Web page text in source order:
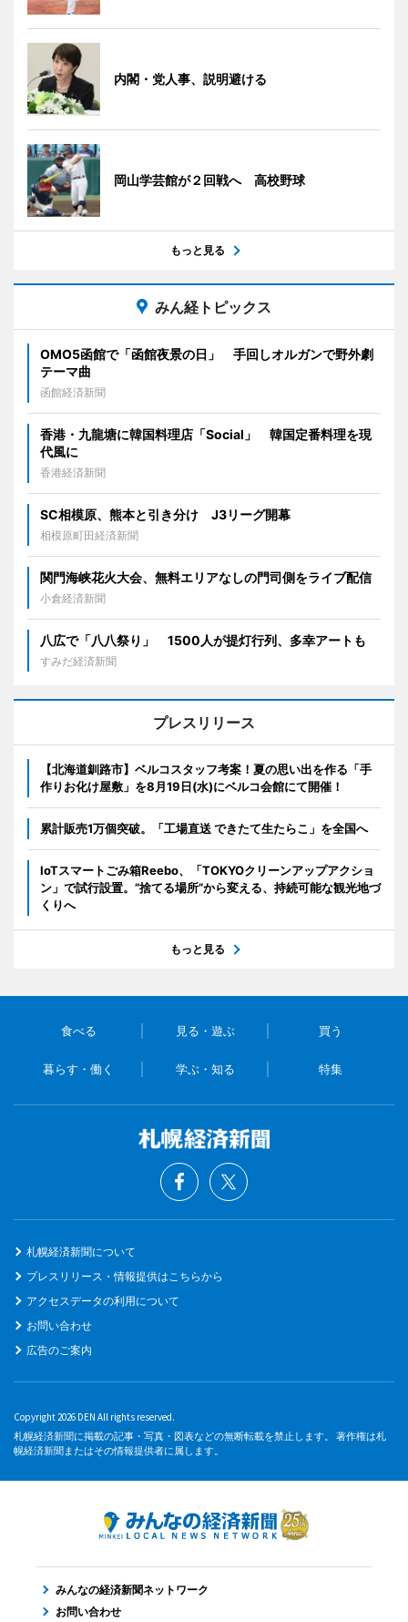
内閣・党人事、説明避ける
岡山学芸館が２回戦へ 高校野球
もっと見る
みん経トピックス
OMO5函館で「函館夜景の日」 手回しオルガンで野外劇
テーマ曲
函館経済新聞
香港・九龍塘に韓国料理店「Social」 韓国定番料理を現
代風に
香港経済新聞
SC相模原、熊本と引き分け J3リーグ開幕
相模原町田経済新聞
関門海峡花火大会、無料エリアなしの門司側をライブ配信
小倉経済新聞
八広で「八八祭り」 1500人が提灯行列、多幸アートも
すみだ経済新聞
プレスリリース
【北海道釧路市】ベルコスタッフ考案！夏の思い出を作る「手
作りお化け屋敷」を8月19日(水)にベルコ会館にて開催！
累計販売1万個突破。「工場直送 できたて生たらこ」を全国へ
IoTスマートごみ箱Reebo、「TOKYOクリーンアップアクショ
ン」で試行設置。”捨てる場所”から変える、持続可能な観光地づ
くりへ
もっと見る
食べる 見る・遊ぶ 買う
暮らす・働く 学ぶ・知る 特集
札幌経済新聞について
プレスリリース・情報提供はこちらから
アクセスデータの利用について
お問い合わせ
広告のご案内
Copyright 2026 DEN All rights reserved.
札幌経済新聞に掲載の記事・写真・図表などの無断転載を禁止します。 著作権は札
幌経済新聞またはその情報提供者に属します。
みんなの経済新聞ネットワーク
お問い合わせ